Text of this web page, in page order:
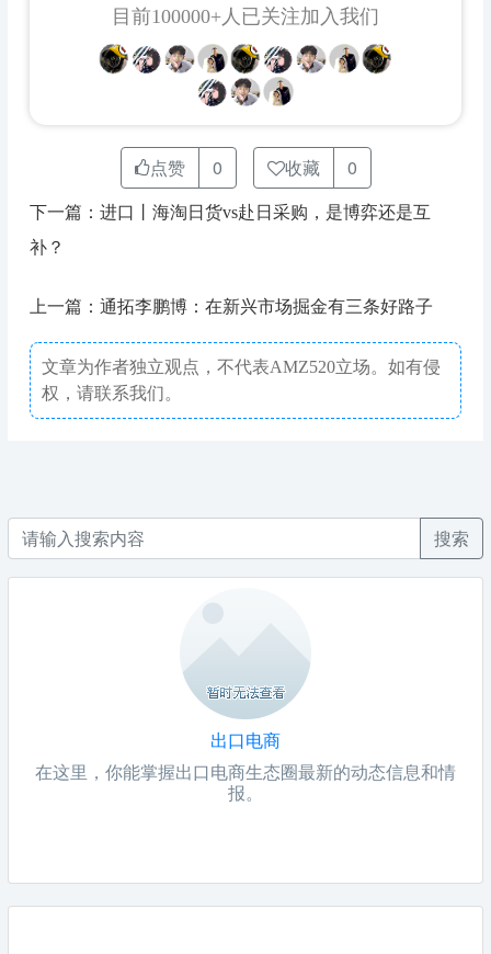
目前100000+人已关注加入我们
点赞 0 收藏 0
下一篇：进口丨海淘日货vs赴日采购，是博弈还是互
补？
上一篇：通拓李鹏博：在新兴市场掘金有三条好路子
文章为作者独立观点，不代表AMZ520立场。如有侵
权，请联系我们。
搜索
出口电商
在这里，你能掌握出口电商生态圈最新的动态信息和情
报。